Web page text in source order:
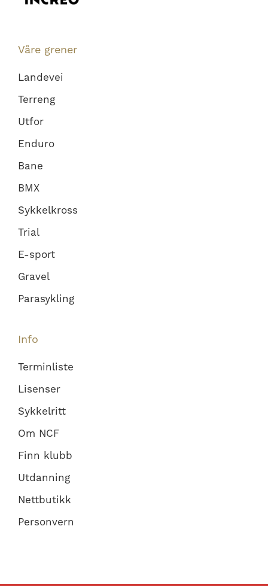
Våre grener
Landevei
Terreng
Utfor
Enduro
Bane
BMX
Sykkelkross
Trial
E-sport
Gravel
Parasykling
Info
Terminliste
Lisenser
Sykkelritt
Om NCF
Finn klubb
Utdanning
Nettbutikk
Personvern